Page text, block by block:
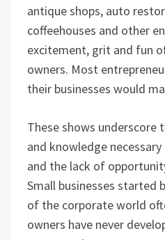
antique shops, auto
coffeehouses and other
excitement, grit and fun
owners. Most
their businesses would
These shows underscore
and knowledge
and the lack of
Small businesses started
of the corporate world
owners have never